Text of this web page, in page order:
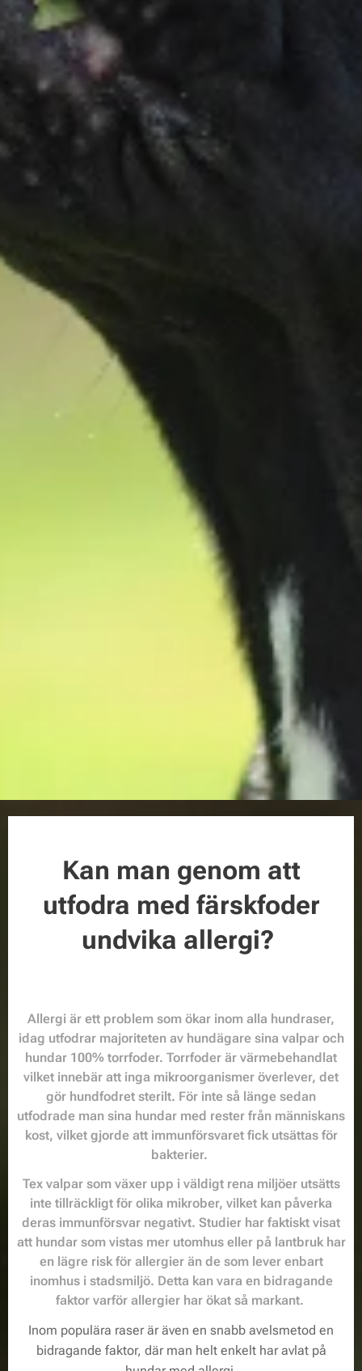
Kan man genom att
utfodra med färskfoder
undvika allergi?
Allergi är ett problem som ökar inom alla hundraser,
idag utfodrar majoriteten av hundägare sina valpar och
hundar 100% torrfoder. Torrfoder är värmebehandlat
vilket innebär att inga mikroorganismer överlever, det
gör hundfodret sterilt. För inte så länge sedan
utfodrade man sina hundar med rester från människans
kost, vilket gjorde att immunförsvaret fick utsättas för
bakterier.
Tex valpar som växer upp i väldigt rena miljöer utsätts
inte tillräckligt för olika mikrober, vilket kan påverka
deras immunförsvar negativt. Studier har faktiskt visat
att hundar som vistas mer utomhus eller på lantbruk har
en lägre risk för allergier än de som lever enbart
inomhus i stadsmiljö. Detta kan vara en bidragande
faktor varför allergier har ökat så markant.
Inom populära raser är även en snabb avelsmetod en
bidragande faktor, där man helt enkelt har avlat på